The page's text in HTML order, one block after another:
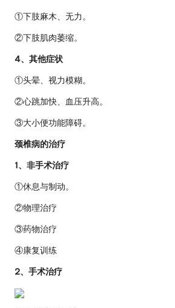
①下肢麻木、无力。
②下肢肌肉萎缩。
4、其他症状
①头晕、视力模糊。
②心跳加快、血压升高。
③大小便功能障碍。
颈椎病的治疗
1、非手术治疗
①休息与制动。
②物理治疗
③药物治疗
④康复训练
2、手术治疗